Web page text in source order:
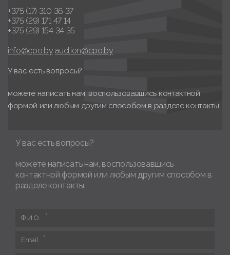
+375 (17) 310 36 37
+375 (29) 171 47 14
+375 (29) 154 34 35
info@cpo.by auction@cpo.by
У вас есть вопросы?
можете написать нам, воспользовавшись контактной
формой или любым другим способом в разделе контакты.
У вас есть вопросы?
можете написать нам, воспользовавшись
контактной формой или любым другим способом в
разделе контакты.
Ф.И.О.
Email